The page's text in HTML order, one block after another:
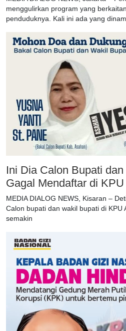
menggulirkan program yang
penduduknya. Kali ini ada yang
Ini Dia Calon Bupati
Gagal Mendaftar di
MEDIA DIALOG NEWS, Kisaran –
Calon bupati dan wakil bupati di KPU
semakin